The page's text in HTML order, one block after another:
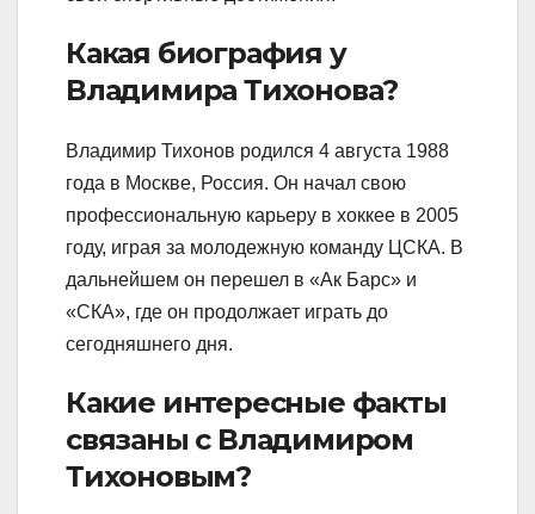
Какая биография у
Владимира Тихонова?
Владимир Тихонов родился 4 августа 1988
года в Москве, Россия. Он начал свою
профессиональную карьеру в хоккее в 2005
году, играя за молодежную команду ЦСКА. В
дальнейшем он перешел в «Ак Барс» и
«СКА», где он продолжает играть до
сегодняшнего дня.
Какие интересные факты
связаны с Владимиром
Тихоновым?